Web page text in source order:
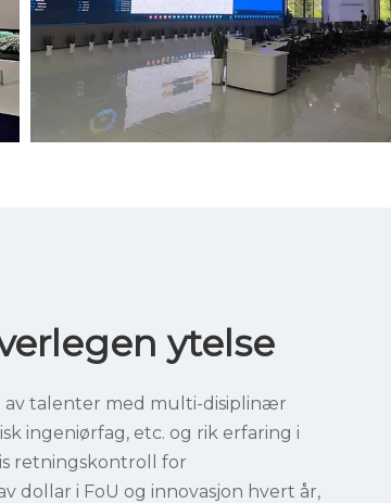
ytelse
av talenter med multi-disiplinær
ingeniørfag, etc. og rik erfaring i
retningskontroll for
dollar i FoU og innovasjon hvert år,